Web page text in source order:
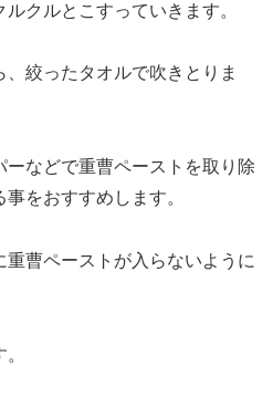
クルとこすっていきます。
絞ったタオルで吹きとりま
ーなどで重曹ペーストを取り除
事をおすすめ します。
曹ペーストが入らないように